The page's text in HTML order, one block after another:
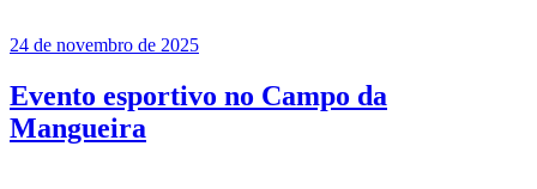
Publicado
24 de novembro de 2025
Evento esportivo no Campo da
Mangueira